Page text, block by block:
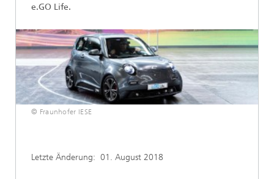
e.GO Life.
© Fraunhofer IESE
Letzte Änderung: 01. August 2018